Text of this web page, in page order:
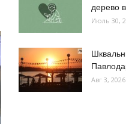
дерево
Июль 30,
Авг 3, 2026